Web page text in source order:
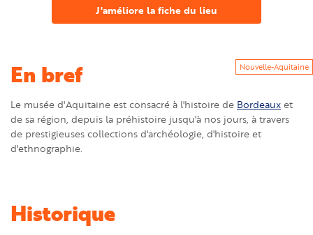
J'améliore la fiche du lieu
Nouvelle-Aquitaine
En bref
Le musée d'Aquitaine est consacré à l'histoire de Bordeaux et
de sa région, depuis la préhistoire jusqu'à nos jours, à travers
de prestigieuses collections d'archéologie, d'histoire et
d'ethnographie.
Historique